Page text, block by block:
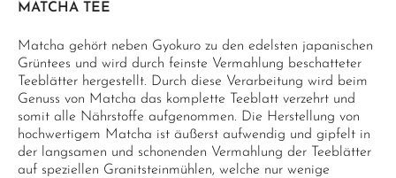
MATCHA TEE
Matcha gehört neben Gyokuro zu den edelsten japanischen
Grüntees und wird durch feinste Vermahlung beschatteter
Teeblätter hergestellt. Durch diese Verarbeitung wird beim
Genuss von Matcha das komplette Teeblatt verzehrt und
somit alle Nährstoffe aufgenommen. Die Herstellung von
hochwertigem Matcha ist äußerst aufwendig und gipfelt in
der langsamen und schonenden Vermahlung der Teeblätter
auf speziellen Granitsteinmühlen, welche nur wenige